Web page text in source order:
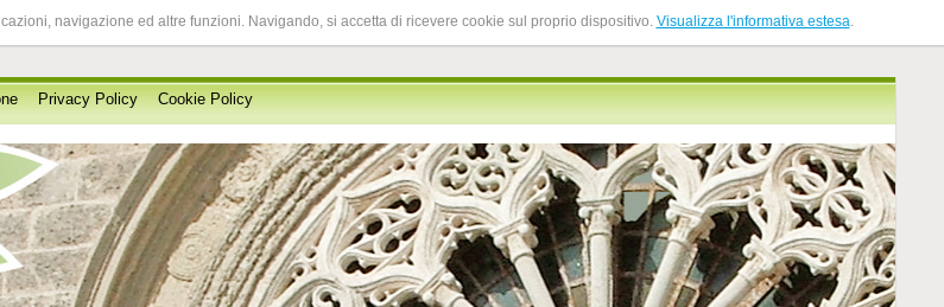
navigazione ed altre funzioni. Navigando, si accetta di ricevere cookie sul proprio dispositivo. Visualizza l'informativa estesa.
Privacy Policy Cookie Policy